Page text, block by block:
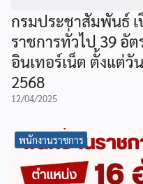
กรมประชาสัมพันธ์
ราชการทั่วไป 39 อั
อินเทอร์เน็ต ตั้งแต่วั
2568
12/04/2025
พนักงานราชการ